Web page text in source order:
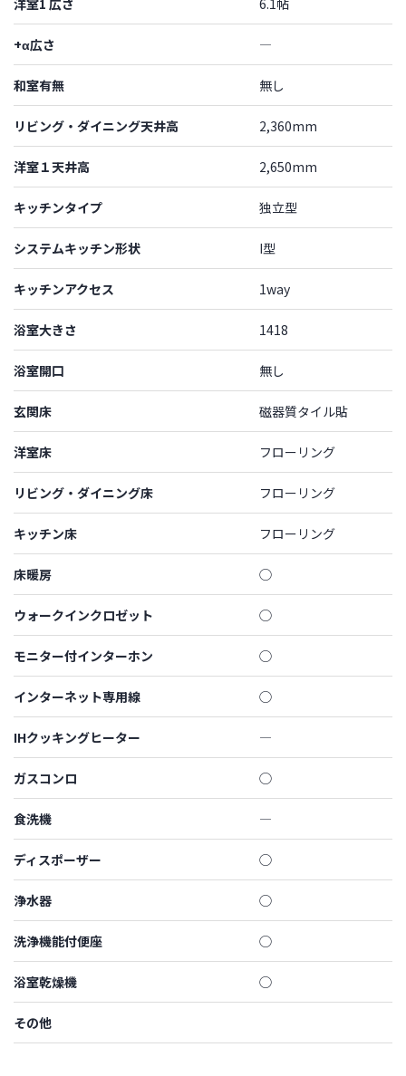
洋室1 広さ 6.1帖
+α広さ ―
和室有無 無し
リビング・ダイニング天井高 2,360mm
洋室１天井高 2,650mm
キッチンタイプ 独立型
システムキッチン形状 I型
キッチンアクセス 1way
浴室大きさ 1418
浴室開口 無し
玄関床 磁器質タイル貼
洋室床 フローリング
リビング・ダイニング床 フローリング
キッチン床 フローリング
床暖房 ◯
ウォークインクロゼット ◯
モニター付インターホン ◯
インターネット専用線 ◯
IHクッキングヒーター ―
ガスコンロ ◯
食洗機 ―
ディスポーザー ◯
浄水器 ◯
洗浄機能付便座 ◯
浴室乾燥機 ◯
その他